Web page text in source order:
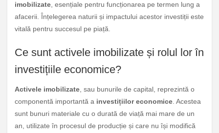
imobilizate , esențiale pentru funcționarea pe termen lung a
afacerii. Înțelegerea naturii și impactului acestor investiții este
vitală pentru succesul pe piață.
Ce sunt activele imobilizate și rolul lor în
investițiile economice?
Activele imobilizate , sau bunurile de capital, reprezintă o
componentă importantă a investițiilor economice . Acestea
sunt bunuri materiale cu o durată de viață mai mare de un
an, utilizate în procesul de producție și care nu își modifică